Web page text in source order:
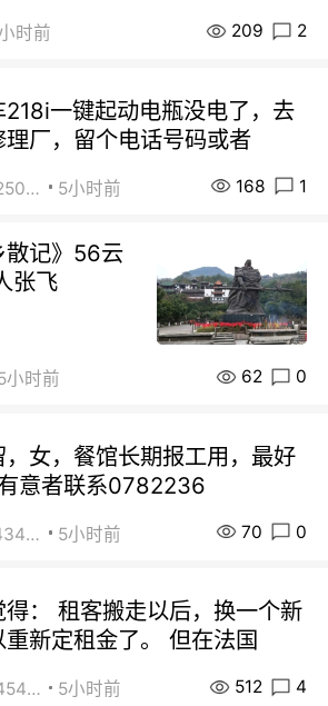
时前 209 2
一键起动电瓶没电了，去
厂，留个电话号码或者
街友64250024 5小时前 168 1
散记》56云
张飞
小时前 62 0
女，餐馆长期报工用，最好
意者联系0782236
街友74434350 5小时前 70 0
： 租客搬走以后，换一个新
新定租金了。 但在法国
街友90454511 5小时前 512 4